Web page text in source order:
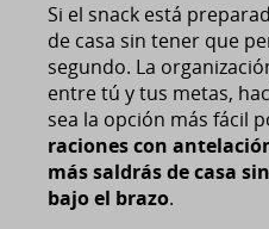
Si el snack está
de casa sin tener que
segundo. La
entre tú y tus metas,
sea la opción más fácil
raciones con
más saldrás de casa
bajo el brazo.